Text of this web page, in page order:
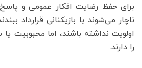
برای حفظ رضایت افکار عمومی و
ناچار می‌شوند با بازیکنانی قرارداد
اولویت نداشته باشند، اما محبوبیت
را دارند.